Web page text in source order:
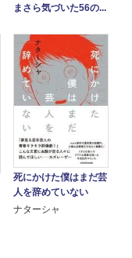
まさら気づいた56の...
死にかけた僕はまだ芸
人を辞めていない
ナターシャ